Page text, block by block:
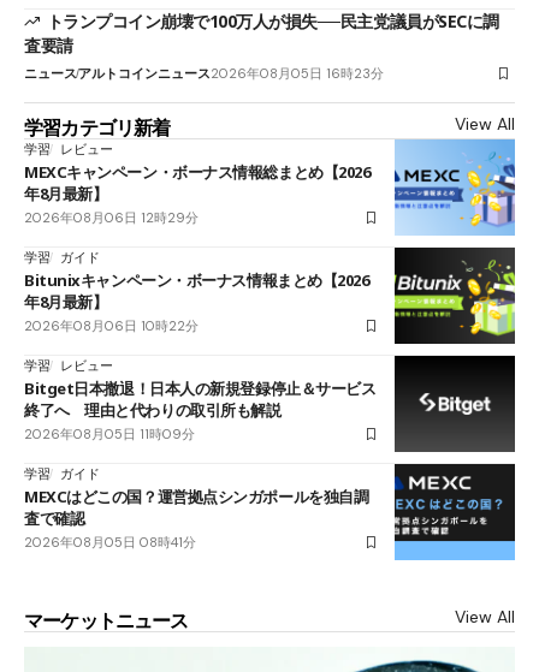
トランプコイン崩壊で100万人が損失──民主党議員がSECに調
査要請
ニュースアルトコインニュース2026年08月05日 16時23分
学習カテゴリ新着 View All
学習 レビュー
MEXCキャンペーン・ボーナス情報総まとめ【2026
年8月最新】
2026年08月06日 12時29分
学習 ガイド
Bitunixキャンペーン・ボーナス情報まとめ【2026
年8月最新】
2026年08月06日 10時22分
学習 レビュー
Bitget日本撤退！日本人の新規登録停止＆サービス
終了へ 理由と代わりの取引所も解説
2026年08月05日 11時09分
学習 ガイド
MEXCはどこの国？運営拠点シンガポールを独自調
査で確認
2026年08月05日 08時41分
マーケットニュース View All